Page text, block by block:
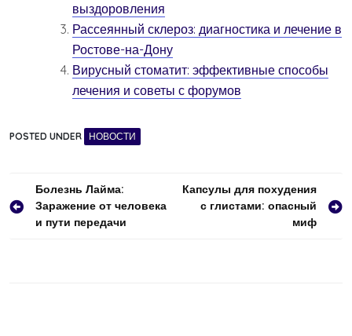
выздоровления
Рассеянный склероз: диагностика и лечение в
Ростове-на-Дону
Вирусный стоматит: эффективные способы
лечения и советы с форумов
POSTED UNDER НОВОСТИ
Навигация
по
Болезнь Лайма:
Заражение от человека
и пути передачи
Капсулы для похудения
с глистами: опасный
миф